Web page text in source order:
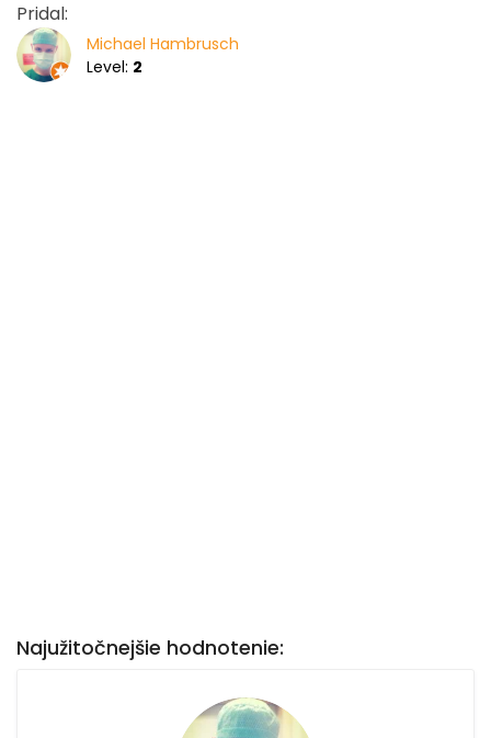
Pridal:
Michael Hambrusch
Level: 2
Najužitočnejšie hodnotenie: